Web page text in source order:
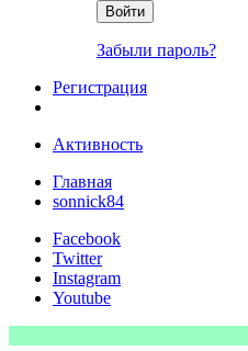
Войти
Забыли пароль?
Регистрация
Активность
Главная
sonnick84
Facebook
Twitter
Instagram
Youtube